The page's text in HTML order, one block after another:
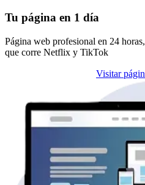
Tu página en 1 día
Página web profesional en 24
que corre Netflix y TikTok
Visitar